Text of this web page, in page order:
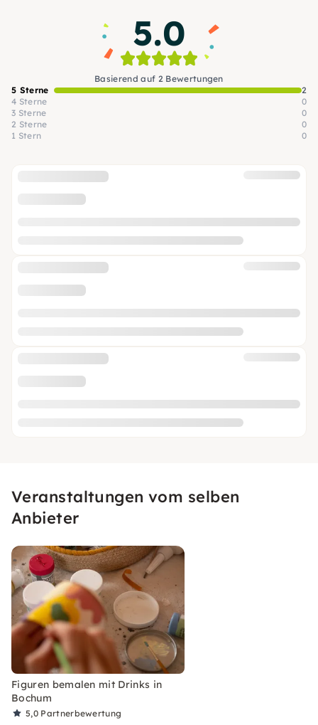
5.0
Basierend auf 2 Bewertungen
5 Sterne
2
4 Sterne
0
3 Sterne
0
2 Sterne
0
1 Stern
0
Veranstaltungen vom selben
Anbieter
Figuren bemalen mit Drinks in
Bochum
5,0 Partnerbewertung